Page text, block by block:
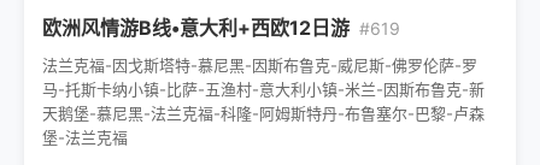
欧洲风情游B线•意大利+西欧12日游 #619
法兰克福-因戈斯塔特-慕尼黑-因斯布鲁克-威尼斯-佛罗伦萨-罗
马-托斯卡纳小镇-比萨-五渔村-意大利小镇-米兰-因斯布鲁克-新
天鹅堡-慕尼黑-法兰克福-科隆-阿姆斯特丹-布鲁塞尔-巴黎-卢森
堡-法兰克福